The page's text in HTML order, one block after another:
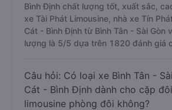
Bình Định chất lượng tốt, xuất sắc,
xe Tài Phát Limousine, nhà xe Tín
Cát - Bình Định từ Bình Tân - Sài Gòn
lượng là 5/5 dựa trên 1820 đánh giá
Câu hỏi: Có loại xe Bình Tân -
Cát - Bình Định dành cho cặp
limousine phòng đôi không?